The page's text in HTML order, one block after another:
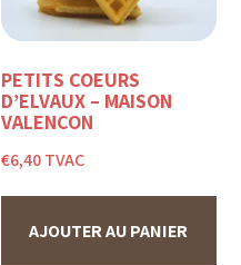
PETITS COEURS
D’ELVAUX – MAISON
VALENÇON
€6,40TVAC
AJOUTER AU PANIER